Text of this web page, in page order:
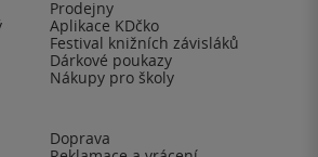
Prodejny
Aplikace KDčko
Festival knižních závisláků
Dárkové poukazy
Nákupy pro školy
Doprava